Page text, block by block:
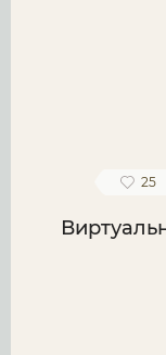
25